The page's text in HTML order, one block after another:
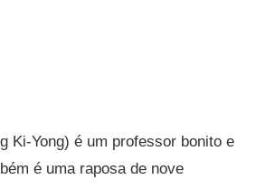
Ki-Yong) é um professor bonito e
é uma raposa de nove